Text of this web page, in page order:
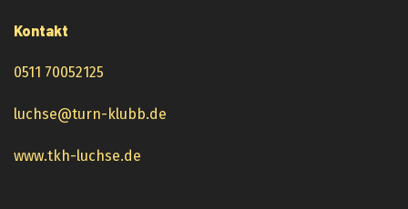
Kontakt
0511 70052125
luchse@turn-klubb.de
www.tkh-luchse.de